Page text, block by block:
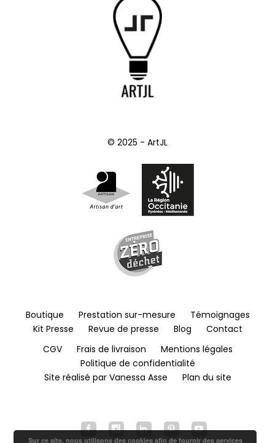
© 2025 - ArtJL
Boutique Prestation sur-mesure
Témoignages
Kit Presse
Revue de presse Blog
Contact
CGV
Frais de livraison
Mentions légales
Politique de confidentialité
Site réalisé par Vanessa Asse
Plan du site
Sur ce site, nous utilisons des cookies afin de fournir des services